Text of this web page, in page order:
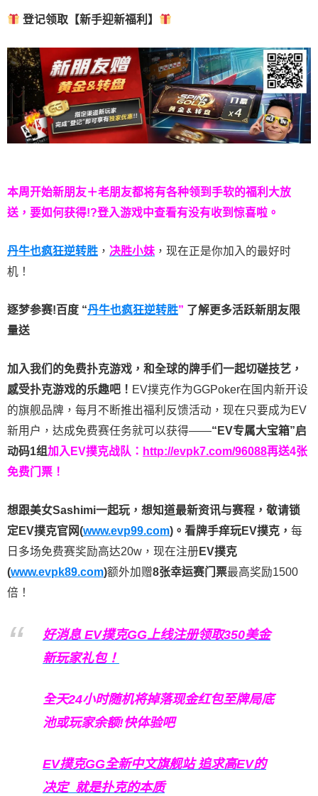
登记领取【新手迎新福利】
本周开始新朋友＋老朋友都将有各种领到手软的福利大放
送，要如何获得!?登入游戏中查看有没有收到惊喜啦。
丹牛也疯狂逆转胜 ， 决胜小妹 ，现在正是你加入的最好时
机！
逐梦参赛!百度 “丹牛也疯狂逆转胜” 了解更多活跃新朋友限
量送
加入我们的免费扑克游戏，和全球的牌手们一起切磋技艺，
感受扑克游戏的乐趣吧！ EV撲克作为GGPoker在国内新开设
的旗舰品牌，每月不断推出福利反馈活动，现在只要成为EV
新用户，达成免费赛任务就可以获得——“EV专属大宝箱”启
动码1组加入EV撲克战队： http://evpk7.com/96088再送4张
免费门票！
想跟美女Sashimi一起玩， 想知道最新资讯与赛程， 敬请锁
定EV撲克官网(www.evp99.com)。 看牌手痒玩EV撲克， 每
日多场免费赛奖励高达20w，现在注册 EV撲克
(www.evpk89.com)额外加赠8张幸运赛门票最高奖励1500
倍！
好消息 EV撲克GG上线注册领取350美金
新玩家礼包！
全天24小时随机将掉落现金红包至牌局底
池或玩家余额!快体验吧
EV撲克GG全新中文旗舰站追求高EV的
决定 就是扑克的本质